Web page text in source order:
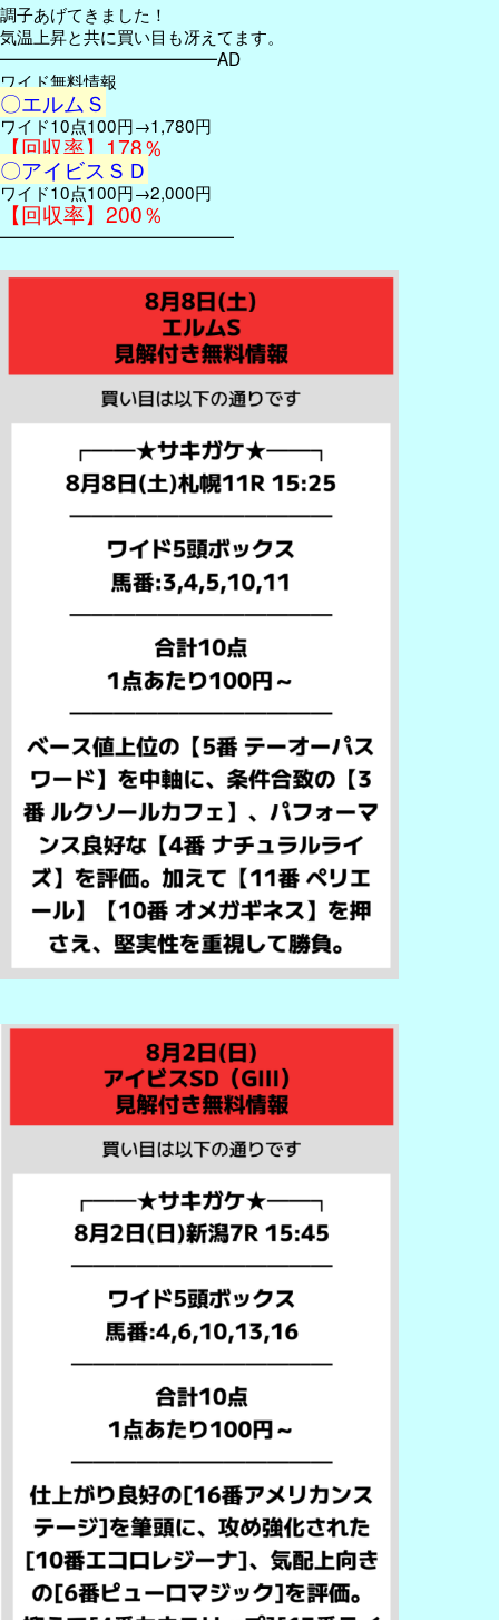
調子あげてきました！
気温上昇と共に買い目も冴えてます。
━━━━━━━━━━━━━AD
ワイド無料情報
〇エルムＳ
ワイド10点100円→1,780円
【回収率】178％
〇アイビスＳＤ
ワイド10点100円→2,000円
【回収率】200％
━━━━━━━━━━━━━━